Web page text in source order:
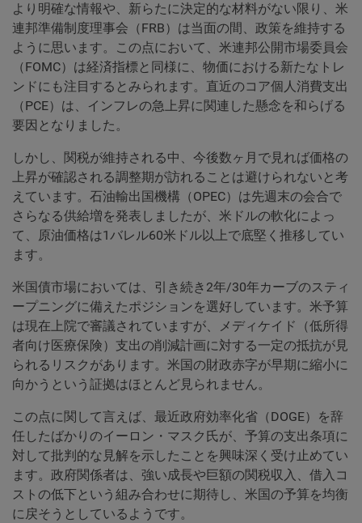
より明確な情報や、新らたに決定的な材料がない限り、米
連邦準備制度理事会（FRB）は当面の間、政策を維持する
ように思います。この点において、米連邦公開市場委員会
（FOMC）は経済指標と同様に、物価における新たなトレ
ンドにも注目するとみられます。直近のコア個人消費支出
（PCE）は、インフレの急上昇に関連した懸念を和らげる
要因となりました。
しかし、関税が維持される中、今後数ヶ月で見れば価格の
上昇が確認される調整期が訪れることは避けられないと考
えています。石油輸出国機構（OPEC）は先週末の会合で
さらなる供給増を発表しましたが、米ドルの軟化によっ
て、原油価格は1バレル60米ドル以上で底堅く推移してい
ます。
米国債市場においては、引き続き2年/30年カーブのスティ
ープニングに備えたポジションを選好しています。米予算
は現在上院で審議されていますが、メディケイド（低所得
者向け医療保険）支出の削減計画に対する一定の抵抗が見
られるリスクがあります。米国の財政赤字が早期に縮小に
向かうという証拠はほとんど見られません。
この点に関して言えば、最近政府効率化省（DOGE）を辞
任したばかりのイーロン・マスク氏が、予算の支出条項に
対して批判的な見解を示したことを興味深く受け止めてい
ます。政府関係者は、強い成長や巨額の関税収入、借入コ
ストの低下という組み合わせに期待し、米国の予算を均衡
に戻そうとしているようです。